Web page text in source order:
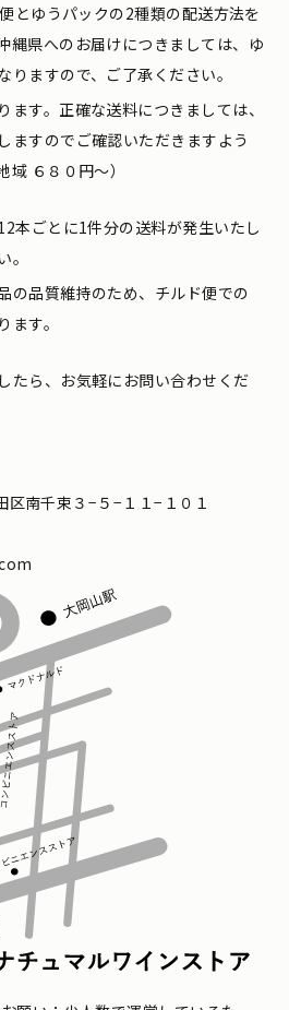
とゆうパックの2種類の配送方法を
縄県へのお届けにつきましては、ゆ
りますので、ご了承ください。
ます。正確な送料につきましては、
ますのでご確認いただきますよう
域 ６８０円〜）
本ごとに1件分の送料が発生いたし
。
の品質維持のため、チルド便での
す。
たら、お気軽にお問い合わせくだ
南千束３−５−１１−１０１